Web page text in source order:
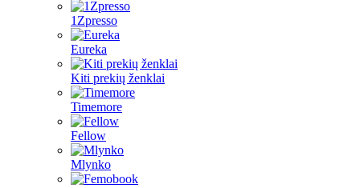
1Zpresso
Eureka
Kiti prekių ženklai
Timemore
Fellow
Mlynko